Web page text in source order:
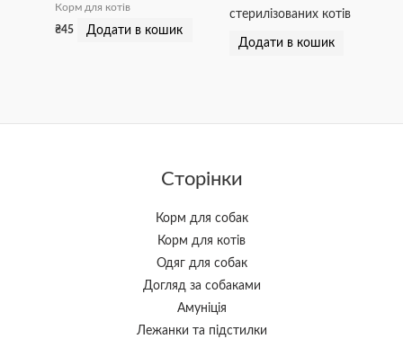
Корм для котів
₴45 Додати в кошик
стерилізованих котів
Додати в кошик
Сторінки
Корм для собак
Корм для котів
Одяг для собак
Догляд за собаками
Амуніція
Лежанки та підстилки